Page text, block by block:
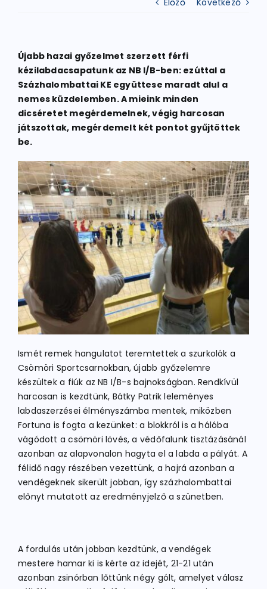
KERÉKPÁR
EGYÉB SPORTÁGAK
ELÉRHETŐSÉGEK
TAGDÍJ BEFIZETÉS
Előző Következő
Újabb hazai győzelmet szerzett férfi
kézilabdacsapatunk az NB I/B-ben: ezúttal a
Százhalombattai KE együttese maradt alul a
nemes küzdelemben. A mieink minden
dicséretet megérdemelnek, végig harcosan
játszottak, megérdemelt két pontot gyűjtöttek
be.
Ismét remek hangulatot teremtettek a szurkolók a
Csömöri Sportcsarnokban, újabb győzelemre
készültek a fiúk az NB I/B-s bajnokságban. Rendkívül
harcosan is kezdtünk, Bátky Patrik leleményes
labdaszerzései élményszámba mentek, miközben
Fortuna is fogta a kezünket: a blokkról is a hálóba
vágódott a csömöri lövés, a védőfalunk tisztázásánál
azonban az alapvonalon hagyta el a labda a pályát. A
félidő nagy részében vezettünk, a hajrá azonban a
vendégeknek sikerült jobban, így százhalombattai
előnyt mutatott az eredményjelző a szünetben.
A fordulás után jobban kezdtünk, a vendégek
mestere hamar ki is kérte az idejét, 21-21 után
azonban zsinórban lőttünk négy gólt, amelyet válasz